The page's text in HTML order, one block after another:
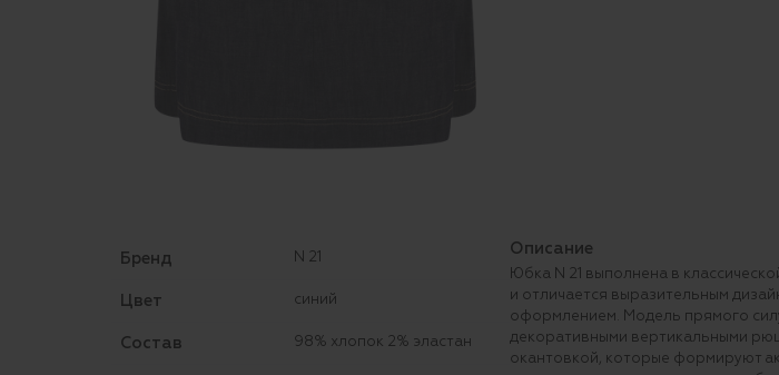
Бренд N 21
Цвет синий
Состав 98% хлопок 2% эластан
Описание
Юбка N 21 выполнена в
и отличается выразительным
оформлением. Модель прямого
декоративными вертикальными
окантовкой, которые формируют